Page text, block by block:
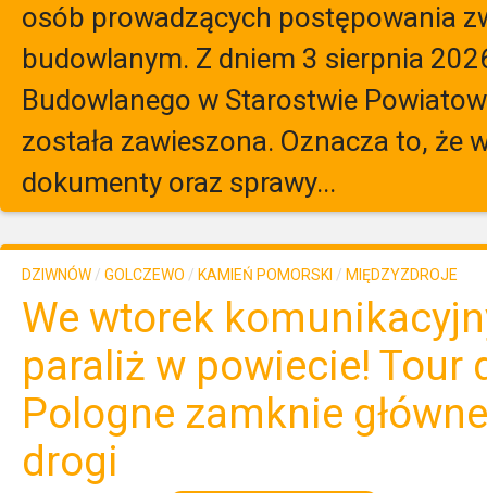
osób prowadzących postępowania
budowlanym. Z dniem 3 sierpnia
Budowlanego w Starostwie
została zawieszona. Oznacza to, że
dokumenty oraz sprawy...
DZIWNÓW / GOLCZEWO / KAMIEŃ POMORSKI / MIĘDZYZDROJE
We wtorek
paraliż w powiecie! Tour
Pologne zamknie główne
drogi